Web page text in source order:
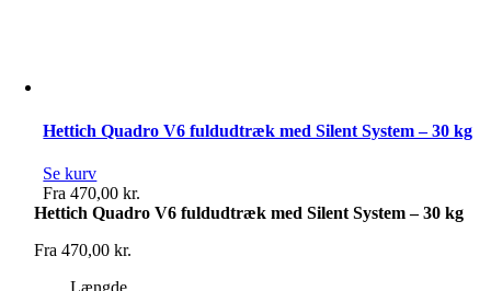
Hettich Quadro V6 fuldudtræk med Silent System – 30 kg
Se kurv
Fra470,00kr.
Hettich Quadro V6 fuldudtræk med Silent System – 30 kg
Fra470,00kr.
Længde